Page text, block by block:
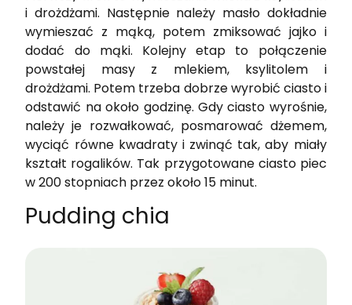
i drożdżami. Następnie należy masło dokładnie
wymieszać z mąką, potem zmiksować jajko i
dodać do mąki. Kolejny etap to połączenie
powstałej masy z mlekiem, ksylitolem i
drożdżami. Potem trzeba dobrze wyrobić ciasto i
odstawić na około godzinę. Gdy ciasto wyrośnie,
należy je rozwałkować, posmarować dżemem,
wyciąć równe kwadraty i zwinąć tak, aby miały
kształt rogalików. Tak przygotowane ciasto piec
w 200 stopniach przez około 15 minut.
Pudding chia